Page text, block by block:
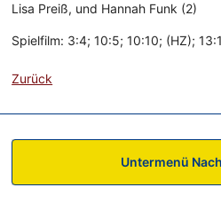
Lisa Preiß, und Hannah Funk (2)
Spielfilm: 3:4; 10:5; 10:10; (HZ);
Zurück
Untermenü